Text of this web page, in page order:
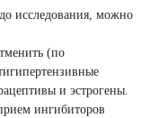
исследования, можно
(по
и эстрогены.
ингибиторов